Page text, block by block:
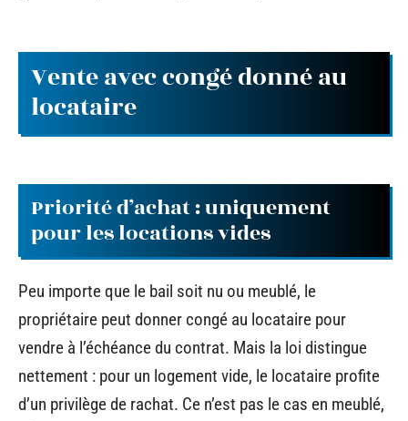
Vente avec congé donné au
locataire
Priorité d’achat : uniquement
pour les locations vides
Peu importe que le bail soit nu ou meublé, le
propriétaire peut donner congé au locataire pour
vendre à l’échéance du contrat. Mais la loi distingue
nettement : pour un logement vide, le locataire profite
d’un privilège de rachat. Ce n’est pas le cas en meublé,